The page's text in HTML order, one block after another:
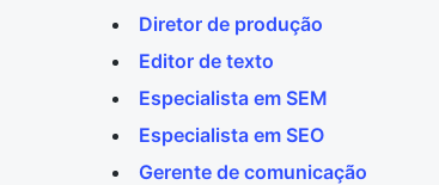
Diretor de produção
Editor de texto
Especialista em SEM
Especialista em SEO
Gerente de comunicação